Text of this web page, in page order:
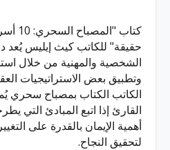
كتاب
حقيقة" للكاتب كيث إيليس يُعد
الشخصية والمهنية من خلال
وتطبيق بعض الاستراتيجيات
الكاتب الكتاب بمصباح سحري
القارئ إذا اتبع المبادئ التي
أهمية الإيمان بالقدرة على
لتحقيق النجاح.